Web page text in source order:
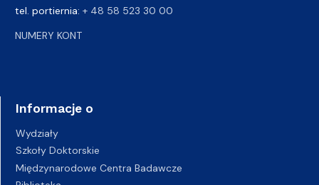
tel. portiernia: + 48 58 523 30 00
NUMERY KONT
Informacje o
Wydziały
Szkoły Doktorskie
Międzynarodowe Centra Badawcze